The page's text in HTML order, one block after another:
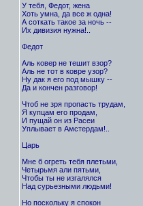
У тебя, Федот, жена
Хоть умна, да все ж одна!
А соткать такое за ночь --
Их дивизия нужна!..
Федот
Аль ковер не тешит взор?
Аль не тот в ковре узор?
Ну дак я его под мышку --
Да и кончен разговор!
Чтоб не зря пропасть трудам,
Я купцам его продам,
И пущай он из Расеи
Уплывает в Амстердам!..
Царь
Мне б огреть тебя плетьми,
Четырьмя али пятьми,
Чтобы ты не изгалялся
Над сурьезными людьми!
Но поскольку я спокон